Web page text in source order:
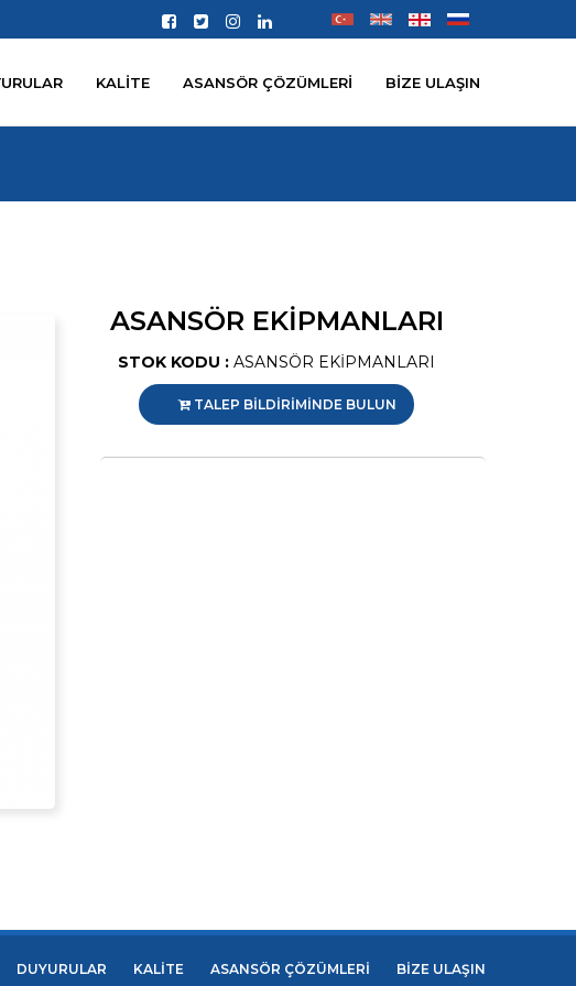
KALİTE ASANSÖR ÇÖZÜMLERİ BİZE ULAŞIN
ASANSÖR EKİPMANLARI
STOK KODU : ASANSÖR EKİPMANLARI
TALEP BİLDİRİMİNDE BULUN
DUYURULAR KALİTE ASANSÖR ÇÖZÜMLERİ BİZE ULAŞIN